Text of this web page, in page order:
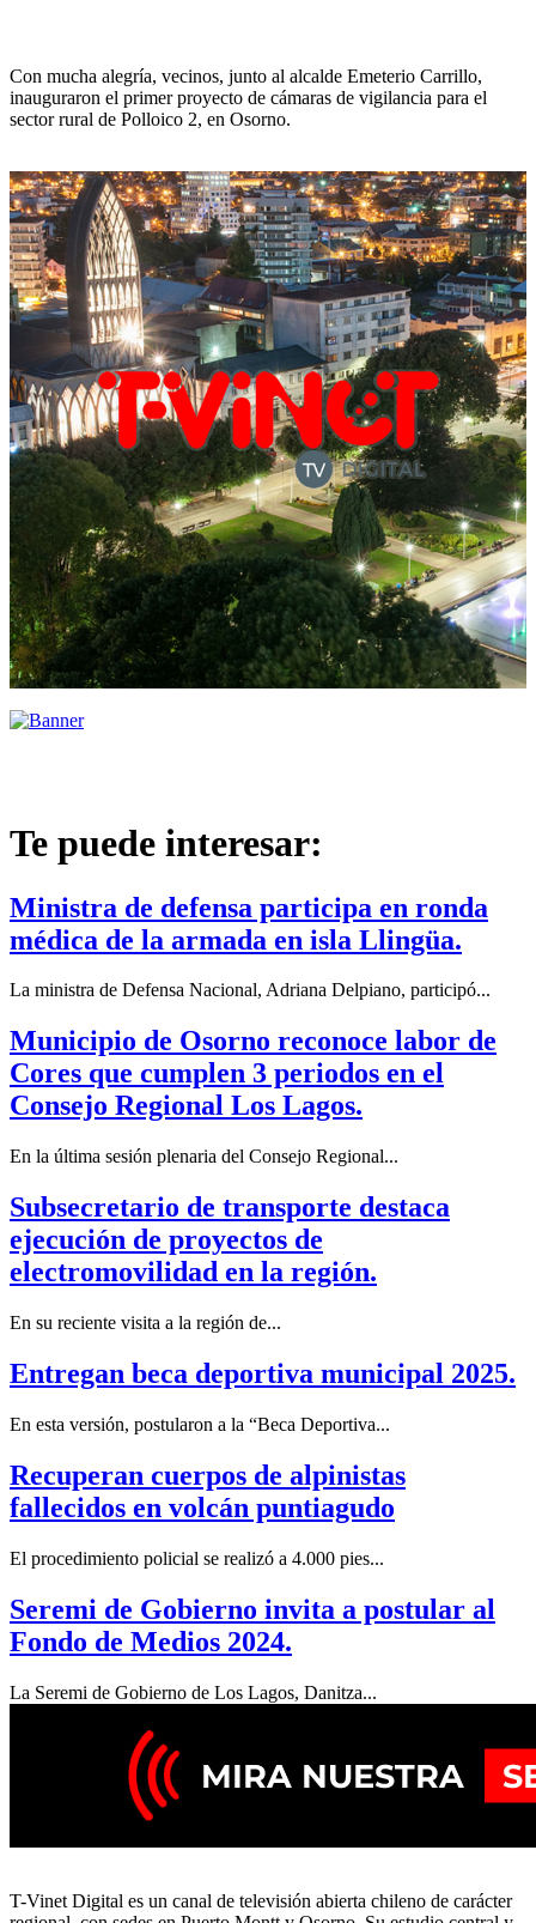
Con mucha alegría, vecinos, junto al alcalde Emeterio Carrillo,
inauguraron el primer proyecto de cámaras de vigilancia para el
sector rural de Polloico 2, en Osorno.
Te puede interesar:
Ministra de defensa participa en ronda
médica de la armada en isla Llingüa.
La ministra de Defensa Nacional, Adriana Delpiano, participó...
Municipio de Osorno reconoce labor de
Cores que cumplen 3 periodos en el
Consejo Regional Los Lagos.
En la última sesión plenaria del Consejo Regional...
Subsecretario de transporte destaca
ejecución de proyectos de
electromovilidad en la región.
En su reciente visita a la región de...
Entregan beca deportiva municipal 2025.
En esta versión, postularon a la “Beca Deportiva...
Recuperan cuerpos de alpinistas
fallecidos en volcán puntiagudo
El procedimiento policial se realizó a 4.000 pies...
Seremi de Gobierno invita a postular al
Fondo de Medios 2024.
La Seremi de Gobierno de Los Lagos, Danitza...
T-Vinet Digital es un canal de televisión abierta chileno de carácter